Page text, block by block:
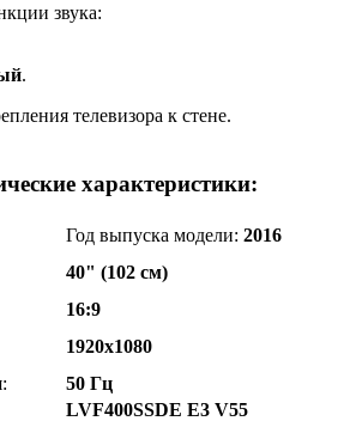
звука:
.
телевизора к стене.
характеристики:
Год выпуска модели:2016
40" (102 см)
16:9
1920x1080
50 Гц
LVF400SSDE E3 V55